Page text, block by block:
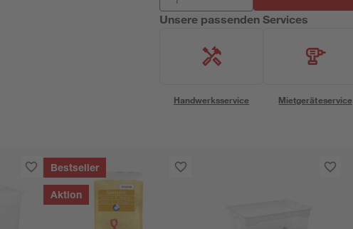
Unsere passenden Services
Handwerksservice Mietgeräteservice
Bestseller
Aktion